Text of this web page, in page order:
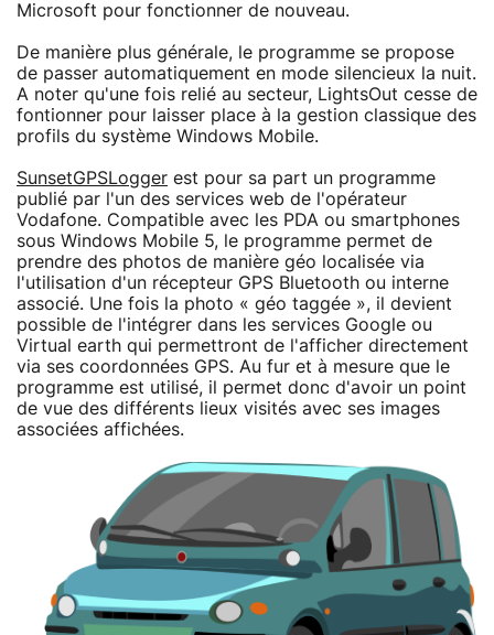
Microsoft pour fonctionner de nouveau.
De manière plus générale, le programme se propose
de passer automatiquement en mode silencieux la nuit.
A noter qu'une fois relié au secteur, LightsOut cesse de
fontionner pour laisser place à la gestion classique des
profils du système Windows Mobile.
SunsetGPSLogger est pour sa part un programme
publié par l'un des services web de l'opérateur
Vodafone. Compatible avec les PDA ou smartphones
sous Windows Mobile 5, le programme permet de
prendre des photos de manière géo localisée via
l'utilisation d'un récepteur GPS Bluetooth ou interne
associé. Une fois la photo « géo taggée », il devient
possible de l'intégrer dans les services Google ou
Virtual earth qui permettront de l'afficher directement
via ses coordonnées GPS. Au fur et à mesure que le
programme est utilisé, il permet donc d'avoir un point
de vue des différents lieux visités avec ses images
associées affichées.